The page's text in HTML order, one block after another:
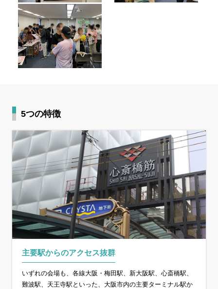
5つの特徴
主要駅からのアクセス抜群
いずれの会場も、各線大阪・梅田駅、新大阪駅、心斎橋駅、
難波駅、天王寺駅といった、大阪市内の主要ターミナル駅か